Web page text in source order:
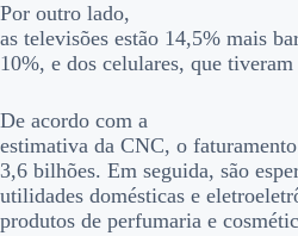
Por outro lado,
as televisões estão 14,5% mais
10%, e dos celulares, que
De acordo com a
estimativa da CNC, o
3,6 bilhões. Em seguida, são
utilidades domésticas e
produtos de perfumaria e